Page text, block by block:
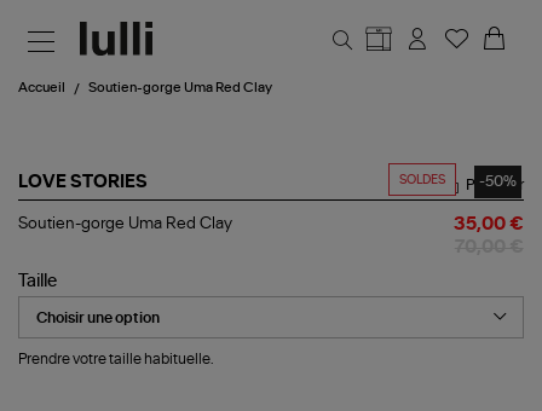
Accueil Soutien-gorge Uma Red Clay
SOLDES -50%
LOVE STORIES
Soutien-
Red
Clay
Partager
Soutien-gorge Uma Red Clay 35,00 €
Taille
Prendre votre taille habituelle.